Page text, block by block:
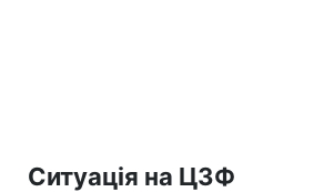
Ситуація на ЦЗФ